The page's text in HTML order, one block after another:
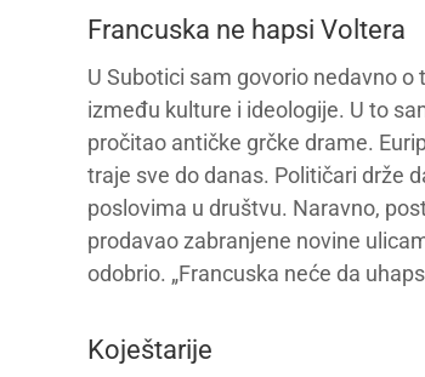
Francuska ne hapsi Voltera
U Subotici sam govorio nedavno
između kulture i ideologije. U to
pročitao antičke grčke drame.
traje sve do danas. Političari drže
poslovima u društvu. Naravno,
prodavao zabranjene novine
odobrio. „Francuska neće da
Koještarije